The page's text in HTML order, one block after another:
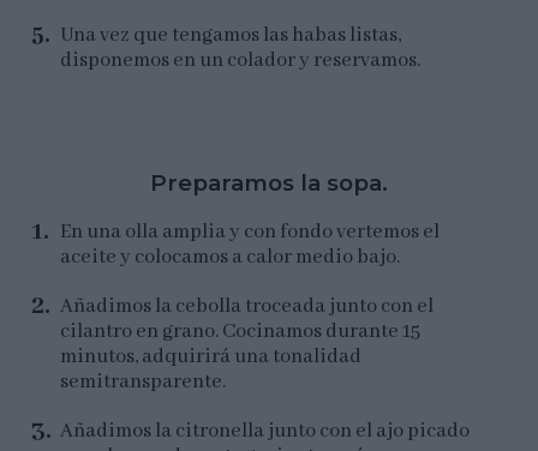
Una vez que tengamos las habas listas,
disponemos en un colador y reservamos.
Preparamos la sopa.
En una olla amplia y con fondo vertemos el
aceite y colocamos a calor medio bajo.
Añadimos la cebolla troceada junto con el
cilantro en grano. Cocinamos durante 15
minutos, adquirirá una tonalidad
semitransparente.
Añadimos la citronella junto con el ajo picado